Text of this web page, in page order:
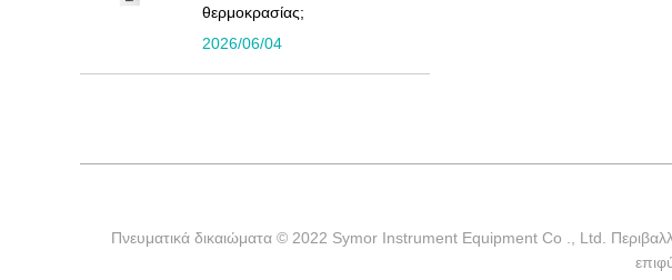
θερμοκρασίας;
2026/06/04
Πνευματικά δικαιώματα © 2022 Symor Instrument Equipment Co ., Ltd.